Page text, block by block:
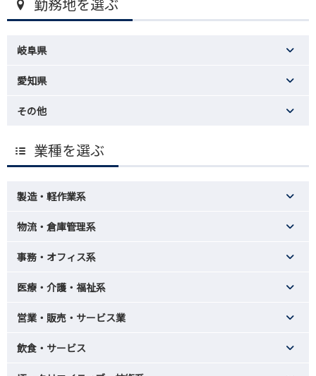
岐阜県
愛知県
その他
業種を選ぶ
製造・軽作業系
物流・倉庫管理系
事務・オフィス系
医療・介護・福祉系
営業・販売・サービス業
飲食・サービス